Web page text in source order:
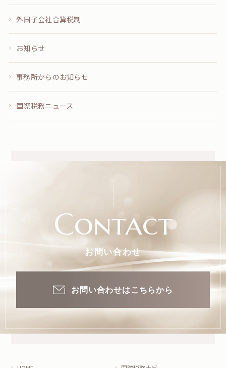
外国子会社合算税制
お知らせ
事務所からのお知らせ
国際税務ニュース
Contact
お問い合わせ
お問い合わせはこちらから